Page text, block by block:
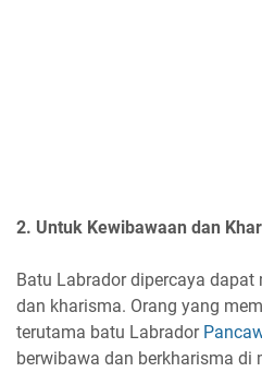
2. Untuk Kewibawaan dan
Batu Labrador dipercaya
dan kharisma. Orang yang
terutama batu Labrador
berwibawa dan berkharisma di